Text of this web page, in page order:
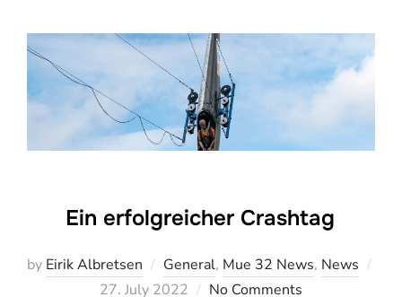
Ein erfolgreicher Crashtag
by Eirik Albretsen General, Mue 32 News, News
Veröffentlicht
27. July 2022 No Comments